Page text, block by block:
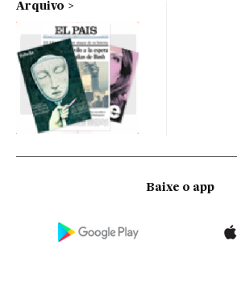
Arquivo
Baixe o app